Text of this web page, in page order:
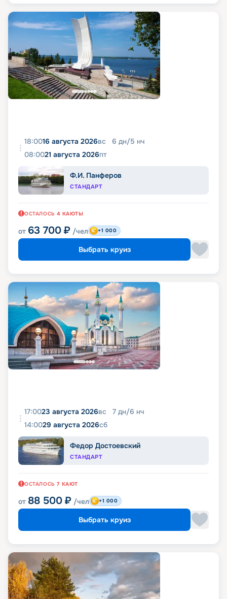
18:0016 августа 2026вс 6 дн/5 нч
08:0021 августа 2026пт
Ф.И. Панферов
СТАНДАРТ
ОСТАЛОСЬ 4 КАЮТЫ
от 63 700 ₽ /чел +1 000
Выбрать круиз
17:0023 августа 2026вс 7 дн/6 нч
14:0029 августа 2026сб
Федор Достоевский
СТАНДАРТ
ОСТАЛОСЬ 7 КАЮТ
от 88 500 ₽ /чел +1 000
Выбрать круиз